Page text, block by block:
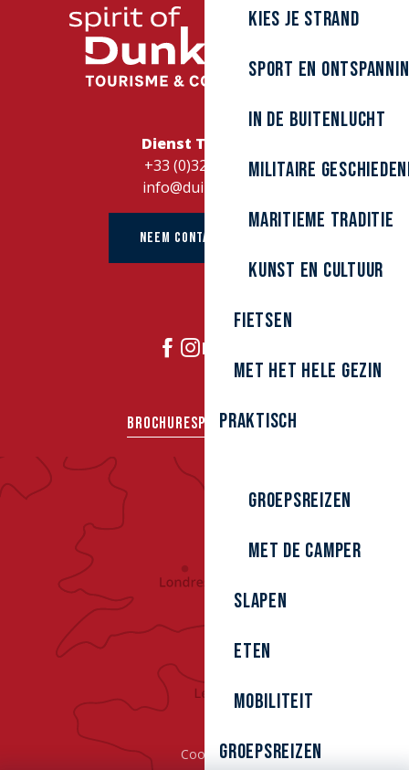
Kies je strand
Sport en
In de buitenlucht
Militaire
Maritieme traditie
kunst en cultuur
Fietsen
Met het hele gezin
Praktisch
Groepsreizen
Met de camper
Slapen
Eten
Mobiliteit
Groepsreizen
L'Escale
Résidence Domitys La Capeline
Dienst Toerisme
+33 (0)328262728
info@duinkerke.fr
NEEM CONTACT OP MET
DOE MEE
BROCHURESPERSGROEPEN
Cookies